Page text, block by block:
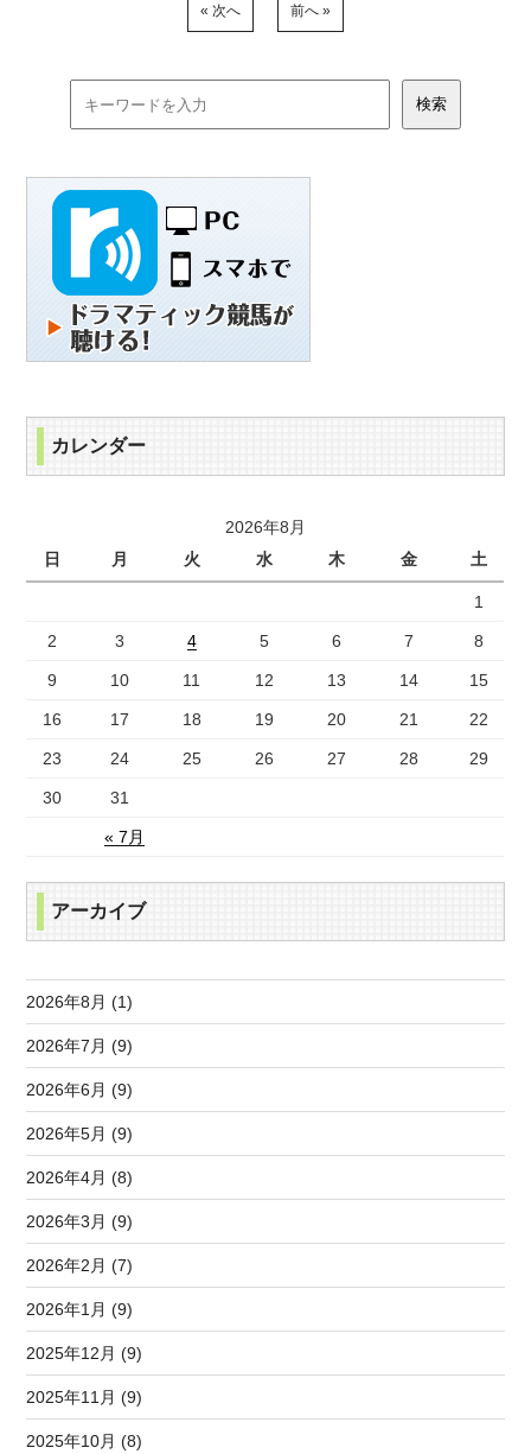
« 次へ 前へ »
カレンダー
2026年8月
日
月 火 水 木 金 土
« 7月
1
2 3 4 5 6 7 8
9 10 11 12 13 14 15
16 17 18 19 20 21 22
23 24 25 26 27 28 29
30 31
アーカイブ
2026年8月 (1)
2026年7月 (9)
2026年6月 (9)
2026年5月 (9)
2026年4月 (8)
2026年3月 (9)
2026年2月 (7)
2026年1月 (9)
2025年12月 (9)
2025年11月 (9)
2025年10月 (8)